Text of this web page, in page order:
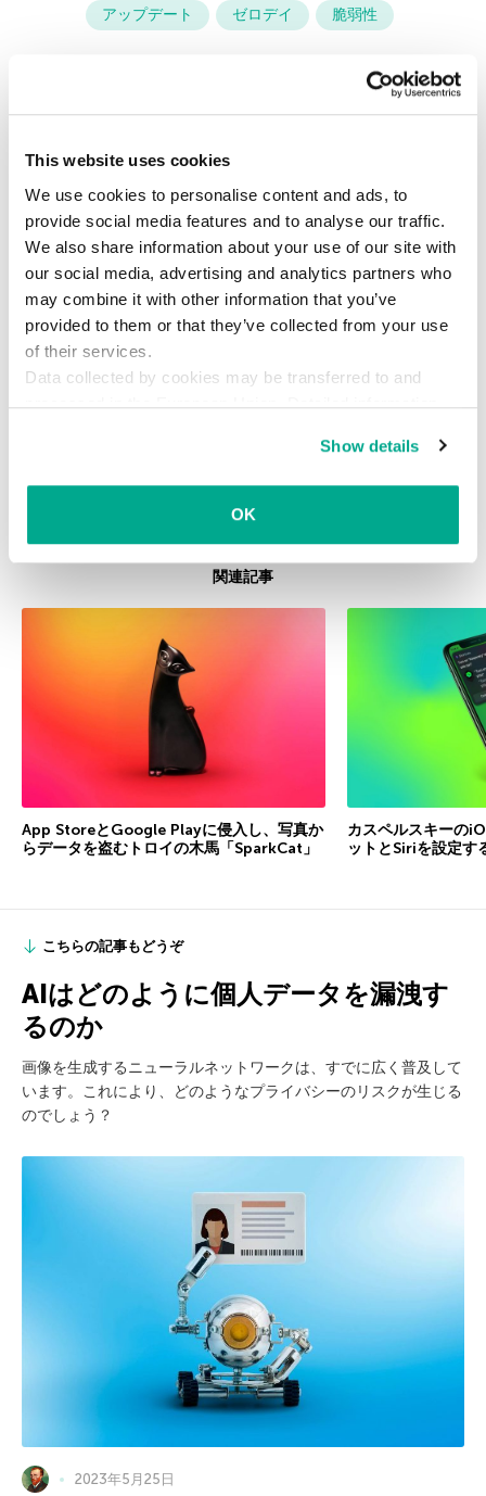
This website uses cookies
We use cookies to personalise content and ads, to
provide social media features and to analyse our traffic.
We also share information about your use of our site with
our social media, advertising and analytics partners who
may combine it with other information that you’ve
provided to them or that they’ve collected from your use
of their services.
Data collected by cookies may be transferred to and
processed in the European Union. Detailed information
Show details
OK
アップデート
ゼロデイ 脆弱性
関連記事
App StoreとGoogle Playに侵入し、写真か
らデータを盗むトロイの木馬「SparkCat」
カスペルスキーの
ットとSiriを設定す
こちらの記事もどうぞ
AIはどのように個人データを漏洩す
るのか
画像を生成するニューラルネットワークは、すでに広く普及して
います。これにより、どのようなプライバシーのリスクが生じる
のでしょう？
2023年5月25日